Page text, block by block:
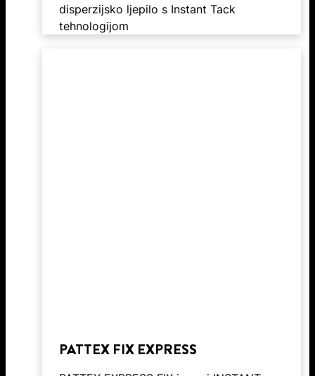
disperzijsko ljepilo s Instant Tack
tehnologijom
PATTEX FIX EXPRESS